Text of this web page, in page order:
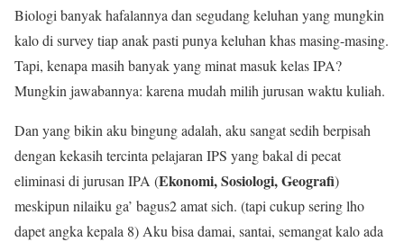
Biologi banyak hafalannya dan segudang keluhan yang mungkin
kalo di survey tiap anak pasti punya keluhan khas masing-masing.
Tapi, kenapa masih banyak yang minat masuk kelas IPA?
Mungkin jawabannya: karena mudah milih jurusan waktu kuliah.
Dan yang bikin aku bingung adalah, aku sangat sedih berpisah
dengan kekasih tercinta pelajaran IPS yang bakal di pecat
eliminasi di jurusan IPA (Ekonomi, Sosiologi, Geografi)
meskipun nilaiku ga’ bagus2 amat sich. (tapi cukup sering lho
dapet angka kepala 8) Aku bisa damai, santai, semangat kalo ada